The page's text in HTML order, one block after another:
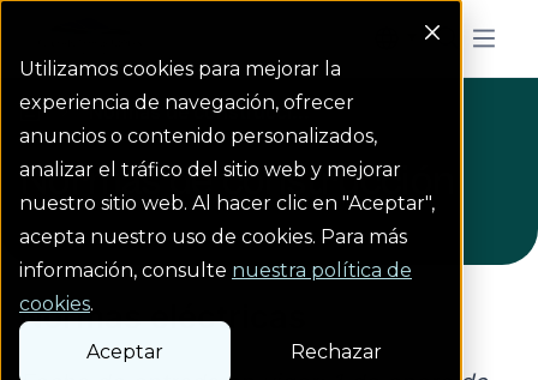
Utilizamos cookies para mejorar la
experiencia de navegación, ofrecer
anuncios o contenido personalizados,
analizar el tráfico del sitio web y mejorar
nuestro sitio web. Al hacer clic en "Aceptar",
acepta nuestro uso de cookies. Para más
información, consulte nuestra política de
cookies.
Aceptar Rechazar
Menu
HomepageNormas de construcci...
Normas de construcción
Normas eléctricas